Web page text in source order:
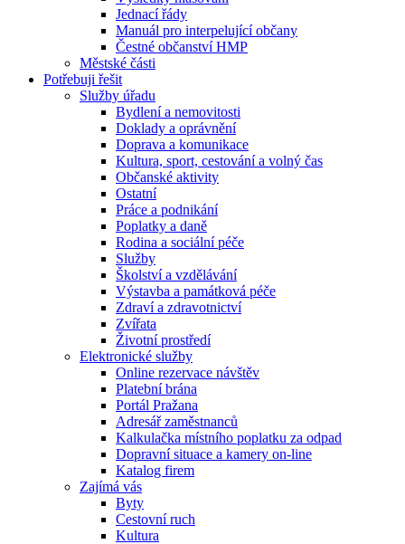
Jednací řády
Manuál pro interpelující občany
Čestné občanství HMP
Městské části
Potřebuji řešit
Služby úřadu
Bydlení a nemovitosti
Doklady a oprávnění
Doprava a komunikace
Kultura, sport, cestování a volný čas
Občanské aktivity
Ostatní
Práce a podnikání
Poplatky a daně
Rodina a sociální péče
Služby
Školství a vzdělávání
Výstavba a památková péče
Zdraví a zdravotnictví
Zvířata
Životní prostředí
Elektronické služby
Online rezervace návštěv
Platební brána
Portál Pražana
Adresář zaměstnanců
Kalkulačka místního poplatku za odpad
Dopravní situace a kamery on-line
Katalog firem
Zajímá vás
Byty
Cestovní ruch
Kultura